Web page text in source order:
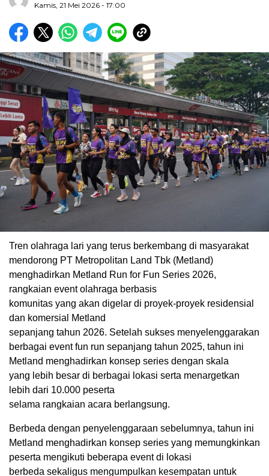
Kamis, 21 Mei 2026 - 17:00
Tren olahraga lari yang terus berkembang di masyarakat
mendorong PT Metropolitan Land Tbk (Metland)
menghadirkan Metland Run for Fun Series 2026,
rangkaian event olahraga berbasis
komunitas yang akan digelar di proyek-proyek residensial
dan komersial Metland
sepanjang tahun 2026. Setelah sukses menyelenggarakan
berbagai event fun run sepanjang tahun 2025, tahun ini
Metland menghadirkan konsep series dengan skala
yang lebih besar di berbagai lokasi serta menargetkan
lebih dari 10.000 peserta
selama rangkaian acara berlangsung.
Berbeda dengan penyelenggaraan sebelumnya, tahun ini
Metland menghadirkan konsep series yang memungkinkan
peserta mengikuti beberapa event di lokasi
berbeda sekaligus mengumpulkan kesempatan untuk